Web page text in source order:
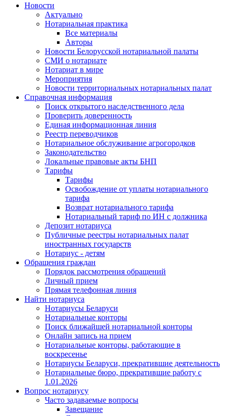
Новости
Актуально
Нотариальная практика
Все материалы
Авторы
Новости Белорусской нотариальной палаты
СМИ о нотариате
Нотариат в мире
Мероприятия
Новости территориальных нотариальных палат
Справочная информация
Поиск открытого наследственного дела
Проверить доверенность
Единая информационная линия
Реестр переводчиков
Нотариальное обслуживание агрогородков
Законодательство
Локальные правовые акты БНП
Тарифы
Тарифы
Освобождение от уплаты нотариального
тарифа
Возврат нотариального тарифа
Нотариальный тариф по ИН с должника
Депозит нотариуса
Публичные реестры нотариальных палат
иностранных государств
Нотариус - детям
Обращения граждан
Порядок рассмотрения обращений
Личный прием
Прямая телефонная линия
Найти нотариуса
Нотариусы Беларуси
Нотариальные конторы
Поиск ближайшей нотариальной конторы
Онлайн запись на прием
Нотариальные конторы, работающие в
воскресенье
Нотариусы Беларуси, прекратившие деятельность
Нотариальные бюро, прекратившие работу с
1.01.2026
Вопрос нотариусу
Часто задаваемые вопросы
Завещание